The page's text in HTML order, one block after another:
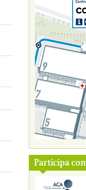
Participa